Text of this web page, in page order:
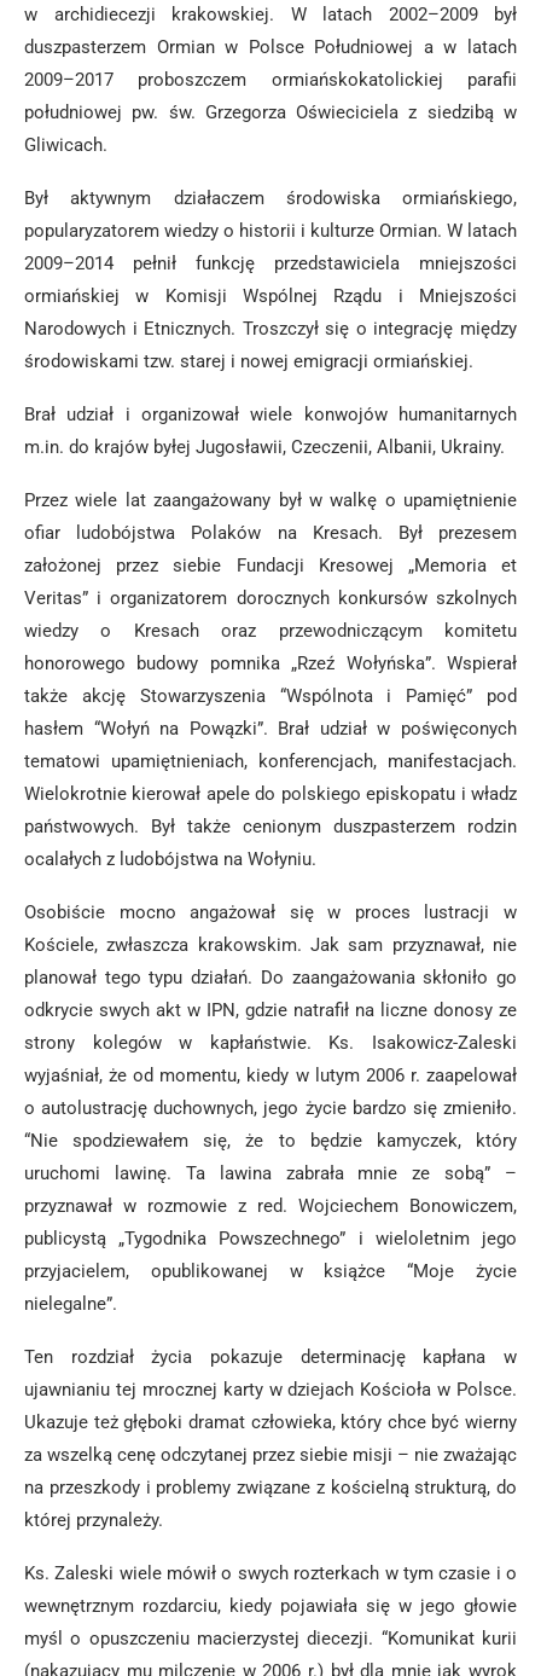
w archidiecezji krakowskiej. W latach 2002–2009 był
duszpasterzem Ormian w Polsce Południowej a w latach
2009–2017 proboszczem ormiańskokatolickiej parafii
południowej pw. św. Grzegorza Oświeciciela z siedzibą w
Gliwicach.
Był aktywnym działaczem środowiska ormiańskiego,
popularyzatorem wiedzy o historii i kulturze Ormian. W latach
2009–2014 pełnił funkcję przedstawiciela mniejszości
ormiańskiej w Komisji Wspólnej Rządu i Mniejszości
Narodowych i Etnicznych. Troszczył się o integrację między
środowiskami tzw. starej i nowej emigracji ormiańskiej.
Brał udział i organizował wiele konwojów humanitarnych
m.in. do krajów byłej Jugosławii, Czeczenii, Albanii, Ukrainy.
Przez wiele lat zaangażowany był w walkę o upamiętnienie
ofiar ludobójstwa Polaków na Kresach. Był prezesem
założonej przez siebie Fundacji Kresowej „Memoria et
Veritas” i organizatorem dorocznych konkursów szkolnych
wiedzy o Kresach oraz przewodniczącym komitetu
honorowego budowy pomnika „Rzeź Wołyńska”. Wspierał
także akcję Stowarzyszenia “Wspólnota i Pamięć” pod
hasłem “Wołyń na Powązki”. Brał udział w poświęconych
tematowi upamiętnieniach, konferencjach, manifestacjach.
Wielokrotnie kierował apele do polskiego episkopatu i władz
państwowych. Był także cenionym duszpasterzem rodzin
ocalałych z ludobójstwa na Wołyniu.
Osobiście mocno angażował się w proces lustracji w
Kościele, zwłaszcza krakowskim. Jak sam przyznawał, nie
planował tego typu działań. Do zaangażowania skłoniło go
odkrycie swych akt w IPN, gdzie natrafił na liczne donosy ze
strony kolegów w kapłaństwie. Ks. Isakowicz-Zaleski
wyjaśniał, że od momentu, kiedy w lutym 2006 r. zaapelował
o autolustrację duchownych, jego życie bardzo się zmieniło.
“Nie spodziewałem się, że to będzie kamyczek, który
uruchomi lawinę. Ta lawina zabrała mnie ze sobą” –
przyznawał w rozmowie z red. Wojciechem Bonowiczem,
publicystą „Tygodnika Powszechnego” i wieloletnim jego
przyjacielem, opublikowanej w książce “Moje życie
nielegalne”.
Ten rozdział życia pokazuje determinację kapłana w
ujawnianiu tej mrocznej karty w dziejach Kościoła w Polsce.
Ukazuje też głęboki dramat człowieka, który chce być wierny
za wszelką cenę odczytanej przez siebie misji – nie zważając
na przeszkody i problemy związane z kościelną strukturą, do
której przynależy.
Ks. Zaleski wiele mówił o swych rozterkach w tym czasie i o
wewnętrznym rozdarciu, kiedy pojawiała się w jego głowie
myśl o opuszczeniu macierzystej diecezji. “Komunikat kurii
(nakazujący mu milczenie w 2006 r.) był dla mnie jak wyrok